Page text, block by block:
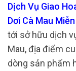
Dịch Vụ Giao
Dơi Cà Mau
tới sở hữu dịch
Mau, địa điểm
dòng sản phẩm